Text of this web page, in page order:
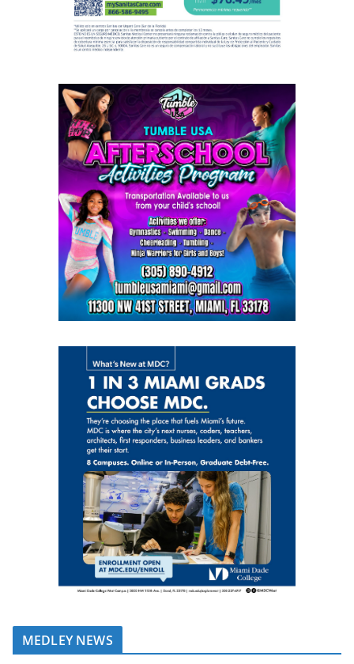
MEDLEY NEWS